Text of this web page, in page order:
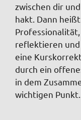
zwischen dir
hakt. Dann
Professionalität,
reflektieren
eine
durch ein
in dem
wichtigen Punkt.